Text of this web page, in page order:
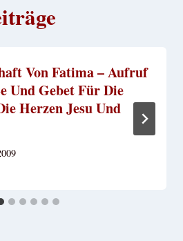
Von Fatima – Aufruf
Und Gebet Für Die
Herzen Jesu Und